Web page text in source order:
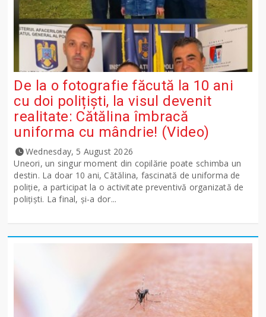
De la o fotografie făcută la 10 ani
cu doi polițiști, la visul devenit
realitate: Cătălina îmbracă
uniforma cu mândrie! (Video)
Wednesday, 5 August 2026
Uneori, un singur moment din copilărie poate schimba un
destin. La doar 10 ani, Cătălina, fascinată de uniforma de
poliție, a participat la o activitate preventivă organizată de
polițiști. La final, și-a dor...